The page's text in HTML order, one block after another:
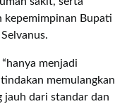
kepemimpinan Bupati
menjadi
memulangkan
jauh dari standar dan